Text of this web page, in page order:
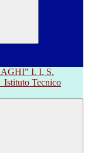
I. I. S.
Istituto Tecnico